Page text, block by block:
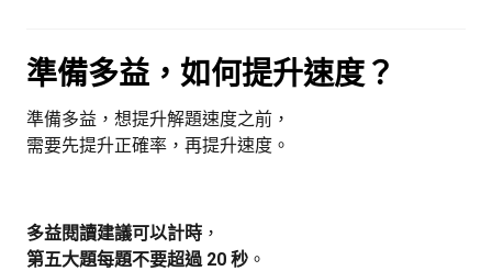
準備多益，如何提升速度？
準備多益，想提升解題速度之前，
需要先提升正確率，再提升速度。
多益閱讀建議可以計時 ，
第五大題每題不要超過 20 秒 。